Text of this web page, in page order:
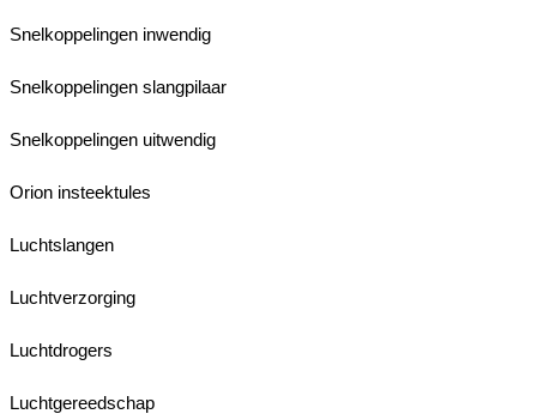
Snelkoppelingen inwendig
Snelkoppelingen slangpilaar
Snelkoppelingen uitwendig
Orion insteektules
Luchtslangen
Luchtverzorging
Luchtdrogers
Luchtgereedschap